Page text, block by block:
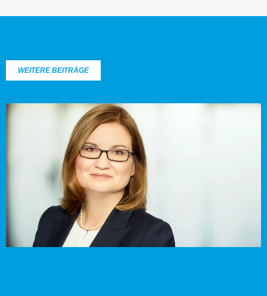
WEITERE BEITRÄGE